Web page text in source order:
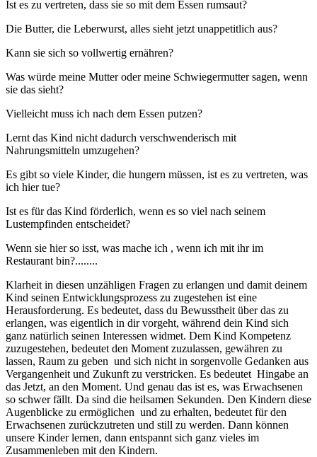
Ist es zu vertreten, dass sie so mit dem Essen rumsaut?
Die Butter, die Leberwurst, alles sieht jetzt unappetitlich aus?
Kann sie sich so vollwertig ernähren?
Was würde meine Mutter oder meine Schwiegermutter sagen, wenn
sie das sieht?
Vielleicht muss ich nach dem Essen putzen?
Lernt das Kind nicht dadurch verschwenderisch mit
Nahrungsmitteln umzugehen?
Es gibt so viele Kinder, die hungern müssen, ist es zu vertreten, was
ich hier tue?
Ist es für das Kind förderlich, wenn es so viel nach seinem
Lustempfinden entscheidet?
Wenn sie hier so isst, was mache ich , wenn ich mit ihr im
Restaurant bin?........
Klarheit in diesen unzähligen Fragen zu erlangen und damit deinem
Kind seinen Entwicklungsprozess zu zugestehen ist eine
Herausforderung. Es bedeutet, dass du Bewusstheit über das zu
erlangen, was eigentlich in dir vorgeht, während dein Kind sich
ganz natürlich seinen Interessen widmet. Dem Kind Kompetenz
zuzugestehen, bedeutet den Moment zuzulassen, gewähren zu
lassen, Raum zu geben und sich nicht in sorgenvolle Gedanken aus
Vergangenheit und Zukunft zu verstricken. Es bedeutet Hingabe an
das Jetzt, an den Moment. Und genau das ist es, was Erwachsenen
so schwer fällt. Da sind die heilsamen Sekunden. Den Kindern diese
Augenblicke zu ermöglichen und zu erhalten, bedeutet für den
Erwachsenen zurückzutreten und still zu werden. Dann können
unsere Kinder lernen, dann entspannt sich ganz vieles im
Zusammenleben mit den Kindern.